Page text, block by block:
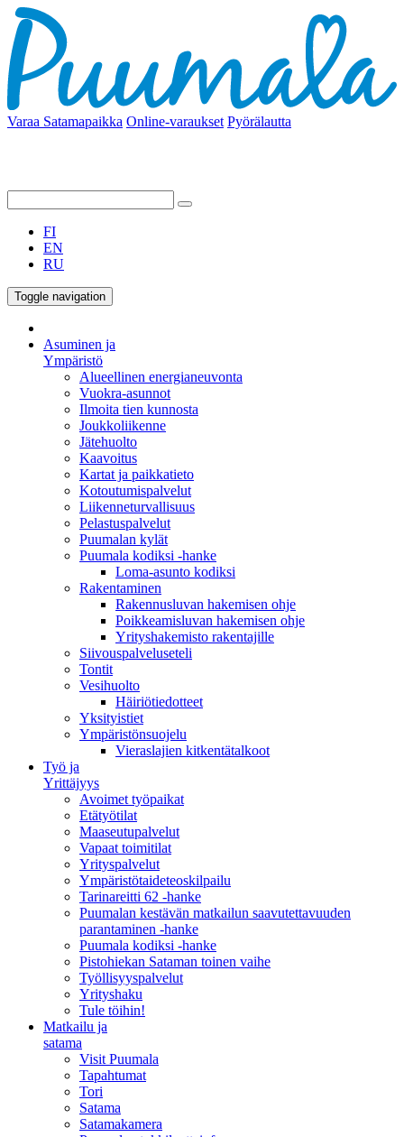
Varaa Satamapaikka Online-varaukset Pyörälautta
FI
EN
RU
Toggle navigation
Asuminen ja
Ympäristö
Alueellinen energianeuvonta
Vuokra-asunnot
Ilmoita tien kunnosta
Joukkoliikenne
Jätehuolto
Kaavoitus
Kartat ja paikkatieto
Kotoutumispalvelut
Liikenneturvallisuus
Pelastuspalvelut
Puumalan kylät
Puumala kodiksi -hanke
Loma-asunto kodiksi
Rakentaminen
Rakennusluvan hakemisen ohje
Poikkeamisluvan hakemisen ohje
Yrityshakemisto rakentajille
Siivouspalveluseteli
Tontit
Vesihuolto
Häiriötiedotteet
Yksityistiet
Ympäristönsuojelu
Vieraslajien kitkentätalkoot
Työ ja
Yrittäjyys
Avoimet työpaikat
Etätyötilat
Maaseutupalvelut
Vapaat toimitilat
Yrityspalvelut
Ympäristötaideteoskilpailu
Tarinareitti 62 -hanke
Puumalan kestävän matkailun saavutettavuuden
parantaminen -hanke
Puumala kodiksi -hanke
Pistohiekan Sataman toinen vaihe
Työllisyyspalvelut
Yrityshaku
Tule töihin!
Matkailu ja
satama
Visit Puumala
Tapahtumat
Tori
Satama
Satamakamera